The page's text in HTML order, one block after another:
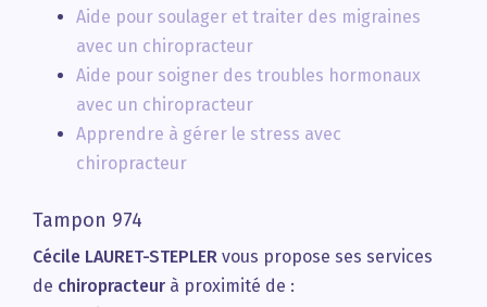
Aide pour soulager et traiter des migraines
avec un chiropracteur
Aide pour soigner des troubles hormonaux
avec un chiropracteur
Apprendre à gérer le stress avec
chiropracteur
Tampon 974
Cécile LAURET-STEPLER vous propose ses services
de chiropracteur à proximité de :